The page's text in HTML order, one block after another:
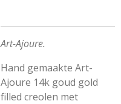
Art-Ajoure.
Hand gemaakte Art-
Ajoure 14k goud gold
filled creolen met